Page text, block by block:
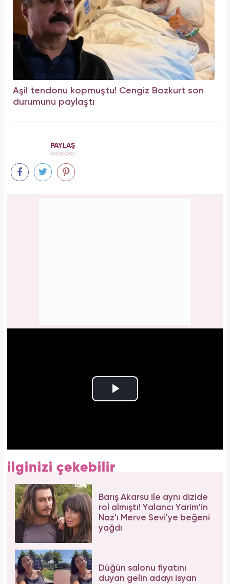
Aşil tendonu kopmuştu! Cengiz Bozkurt son
durumunu paylaştı
PAYLAŞ
ilginizi çekebilir
Barış Akarsu ile aynı dizide
rol almıştı! Yalancı Yarim'in
Naz'ı Merve Sevi'ye beğeni
yağdı
Düğün salonu fiyatını
duyan gelin adayı isyan